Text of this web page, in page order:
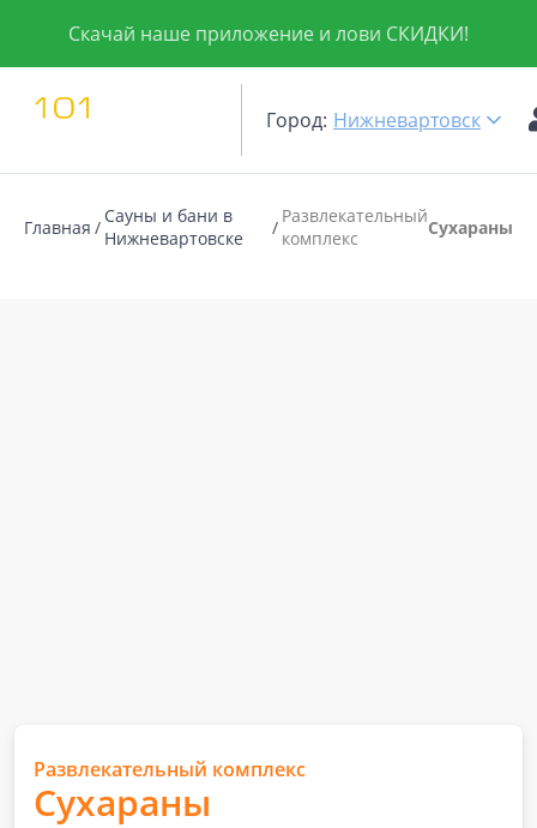
Скачай наше приложение и лови СКИДКИ!
Город: Нижневартовск
Главная
Сауны и бани в
Нижневартовске
Развлекательный
комплекс
Сухараны
Развлекательный комплекс
Сухараны